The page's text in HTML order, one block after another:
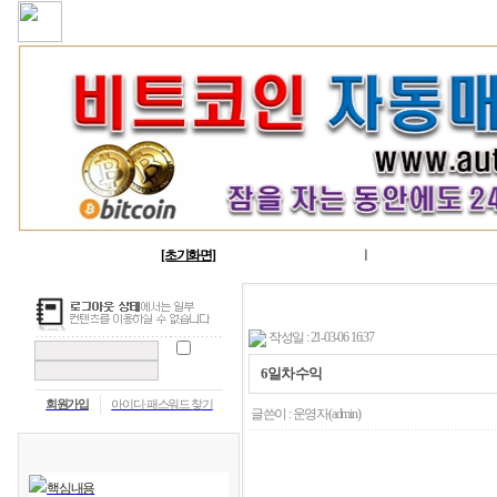
[초기화면]
회원가입 아이디·패스워드 찾기
핵심내용
작성일 : 21-03-06 16:37
6일차 수익
글쓴이 : 운영자(admin)